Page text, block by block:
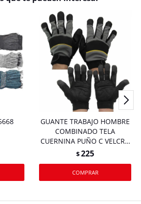
GUANTE TRABAJO HOMBRE
COMBINADO TELA
CUERNINA PUÑO C VELCRO
15807 Q120 M.12
$225